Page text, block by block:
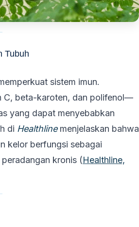
Tubuh
sistem imun.
C, beta-karoten, dan polifenol—
yang dapat menyebabkan
di Healthlinemenjelaskan bahwa
kelor berfungsi sebagai
kronis (Healthline,